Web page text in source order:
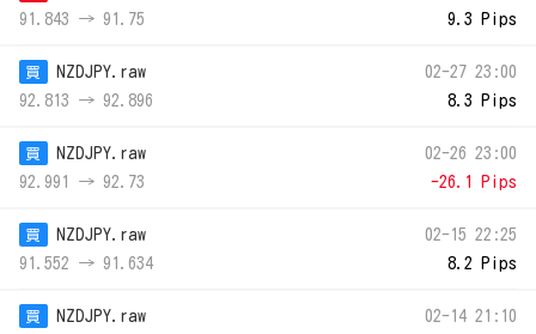
91.843 → 91.75
9.3 Pips
買
NZDJPY.raw
92.813 → 92.896
02-27 23:00
8.3 Pips
買
NZDJPY.raw
92.991 → 92.73
02-26 23:00
-26.1 Pips
買
NZDJPY.raw
91.552 → 91.634
02-15 22:25
8.2 Pips
買
NZDJPY.raw
02-14 21:10